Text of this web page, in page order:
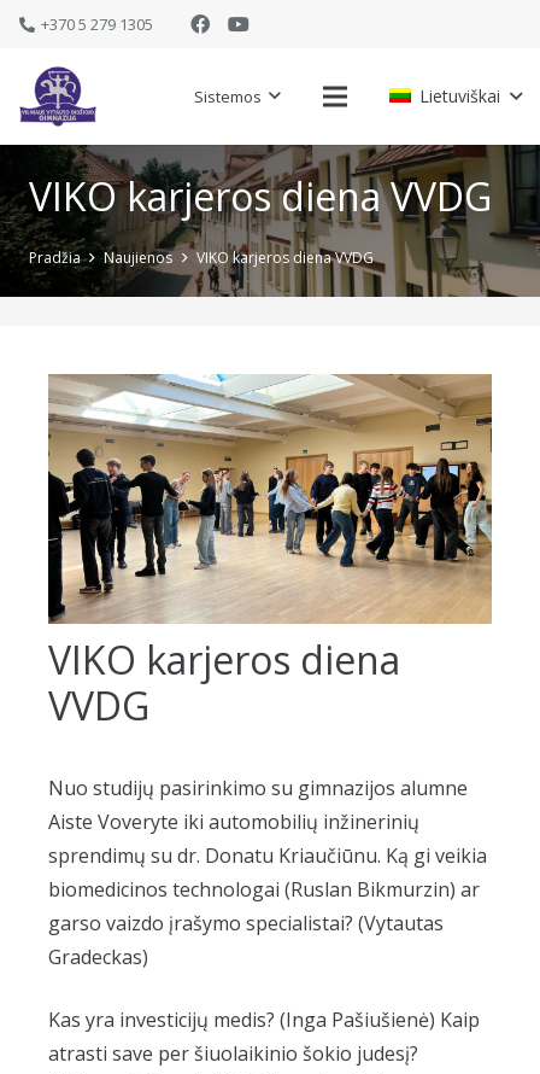
+370 5 279 1305
Sistemos Lietuviškai
VIKO karjeros diena VVDG
Pradžia Naujienos VIKO karjeros diena VVDG
VIKO karjeros diena
VVDG
Nuo studijų pasirinkimo su gimnazijos alumne
Aiste Voveryte iki automobilių inžinerinių
sprendimų su dr. Donatu Kriaučiūnu. Ką gi veikia
biomedicinos technologai (Ruslan Bikmurzin) ar
garso vaizdo įrašymo specialistai? (Vytautas
Gradeckas)
Kas yra investicijų medis? (Inga Pašiušienė) Kaip
atrasti save per šiuolaikinio šokio judesį?